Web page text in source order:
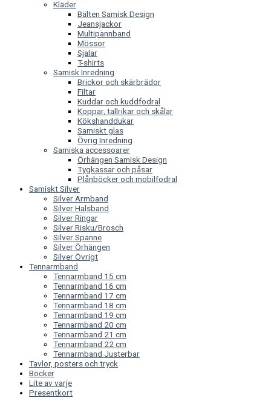
Kläder
Bälten Samisk Design
Jeansjackor
Multipannband
Mössor
Sjalar
T-shirts
Samisk Inredning
Brickor och skärbrädor
Filtar
Kuddar och kuddfodral
Koppar, tallrikar och skålar
Kökshanddukar
Samiskt glas
Övrig Inredning
Samiska accessoarer
Örhängen Samisk Design
Tygkassar och påsar
Plånböcker och mobilfodral
Samiskt Silver
Silver Armband
Silver Halsband
Silver Ringar
Silver Risku/Brosch
Silver Spänne
Silver Örhängen
Silver Övrigt
Tennarmband
Tennarmband 15 cm
Tennarmband 16 cm
Tennarmband 17 cm
Tennarmband 18 cm
Tennarmband 19 cm
Tennarmband 20 cm
Tennarmband 21 cm
Tennarmband 22 cm
Tennarmband Justerbar
Tavlor, posters och tryck
Böcker
Lite av varje
Presentkort